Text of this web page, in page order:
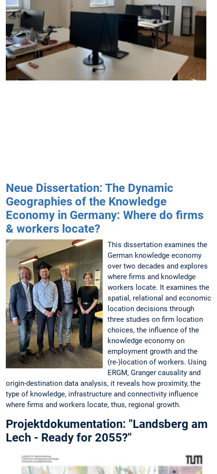
Neue Dissertation: The Dynamic
Geographies of the Knowledge
Economy in Germany: Where do firms
& workers locate?
This dissertation examines the
German knowledge economy
over two decades and explores
where firms and knowledge
workers locate. It examines the
spatial, relational and economic
location decisions through
three studies on firm location
choices, the influence of the
knowledge economy on
employment growth and the
(re-)location of workers. Using
ERGM, Granger causality and
origin-destination data analysis, it reveals how proximity, the
type of knowledge, infrastructure and connectivity influence
where firms and workers locate, thus, regional growth.
Projektdokumentation: "Landsberg am
Lech - Ready for 2055?"